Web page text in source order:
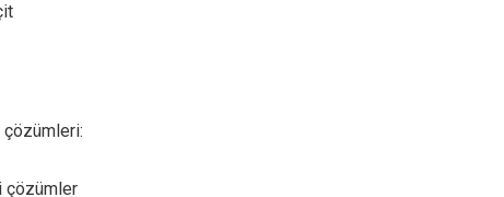
çözümleri:
çözümler